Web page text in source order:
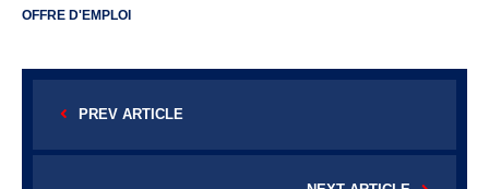
OFFRE D'EMPLOI
PREV ARTICLE